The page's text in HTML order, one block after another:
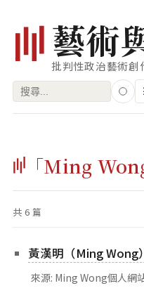
藝術
批判性政治藝術創
搜
字:
藝術家
創作類型
專題
索引
關鍵字
「Ming
共 6 篇
黃漢明（Ming Wong
來源: Ming Wong個人網